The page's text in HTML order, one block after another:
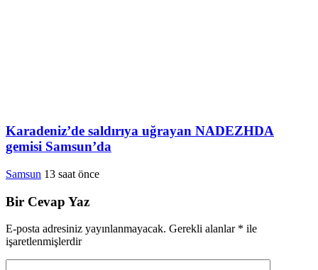
Karadeniz’de saldırıya uğrayan NADEZHDA
gemisi Samsun’da
Samsun 13 saat önce
Bir Cevap Yaz
E-posta adresiniz yayınlanmayacak. Gerekli alanlar * ile
işaretlenmişlerdir